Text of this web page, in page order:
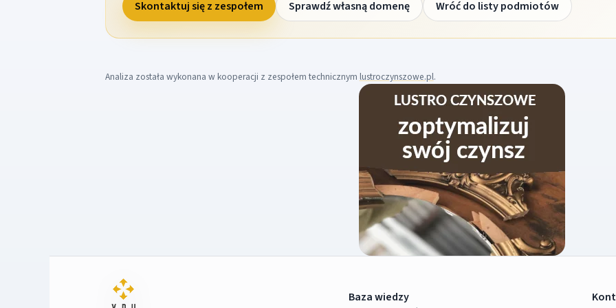
Skontaktuj się z zespołem Sprawdź własną domenę Wróć do listy podmiotów
Analiza została wykonana w kooperacji z zespołem technicznym lustroczynszowe.pl.
Baza wiedzy